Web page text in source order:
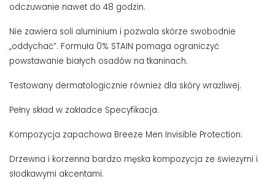
odczuwanie nawet do 48 godzin.
Nie zawiera soli aluminium i pozwala skórze swobodnie
„oddychać”. Formuła 0% STAIN pomaga ograniczyć
powstawanie białych osadów na tkaninach.
Testowany dermatologicznie również dla skóry wrażliwej.
Pełny skład w zakładce Specyfikacja.
Kompozycja zapachowa Breeze Men Invisible Protection:
Drzewna i korzenna bardzo męska kompozycja ze świeżymi i
słodkawymi akcentami.